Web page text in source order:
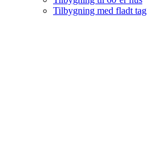
Tilbygning med fladt tag